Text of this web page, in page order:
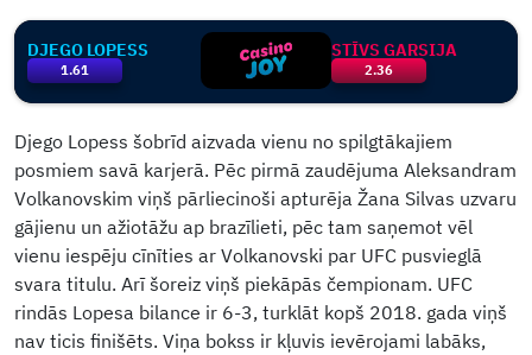
DJEGO LOPESS
1.61 2.36
STĪVS GARSIJA
Djego Lopess šobrīd aizvada vienu no spilgtākajiem
posmiem savā karjerā. Pēc pirmā zaudējuma Aleksandram
Volkanovskim viņš pārliecinoši apturēja Žana Silvas uzvaru
gājienu un ažiotāžu ap brazīlieti, pēc tam saņemot vēl
vienu iespēju cīnīties ar Volkanovski par UFC pusvieglā
svara titulu. Arī šoreiz viņš piekāpās čempionam. UFC
rindās Lopesa bilance ir 6-3, turklāt kopš 2018. gada viņš
nav ticis finišēts. Viņa bokss ir kļuvis ievērojami labāks,